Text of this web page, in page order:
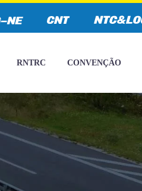
RNTRC CONVENÇÃO